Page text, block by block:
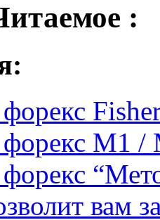
:
форекс M1 /
вам